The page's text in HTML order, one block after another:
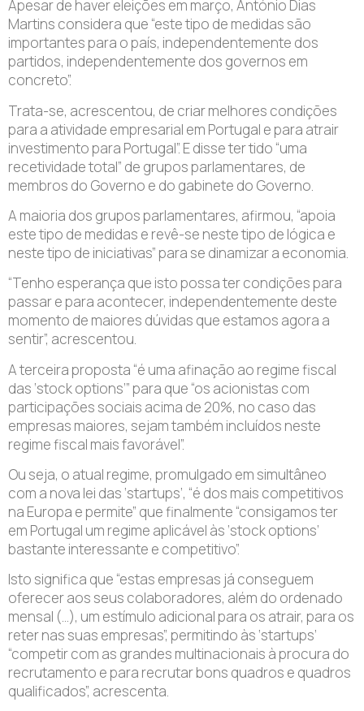
Apesar de haver eleições em março, António Dias
Martins considera que “este tipo de medidas são
importantes para o país, independentemente dos
partidos, independentemente dos governos em
concreto”.
Trata-se, acrescentou, de criar melhores condições
para a atividade empresarial em Portugal e para atrair
investimento para Portugal”. E disse ter tido “uma
recetividade total” de grupos parlamentares, de
membros do Governo e do gabinete do Governo.
A maioria dos grupos parlamentares, afirmou, “apoia
este tipo de medidas e revê-se neste tipo de lógica e
neste tipo de iniciativas” para se dinamizar a economia.
“Tenho esperança que isto possa ter condições para
passar e para acontecer, independentemente deste
momento de maiores dúvidas que estamos agora a
sentir”, acrescentou.
A terceira proposta “é uma afinação ao regime fiscal
das ‘stock options’” para que “os acionistas com
participações sociais acima de 20%, no caso das
empresas maiores, sejam também incluídos neste
regime fiscal mais favorável”.
Ou seja, o atual regime, promulgado em simultâneo
com a nova lei das ‘startups’, “é dos mais competitivos
na Europa e permite” que finalmente “consigamos ter
em Portugal um regime aplicável às ‘stock options’
bastante interessante e competitivo”.
Isto significa que “estas empresas já conseguem
oferecer aos seus colaboradores, além do ordenado
mensal (…), um estímulo adicional para os atrair, para os
reter nas suas empresas”, permitindo às ‘startups’
“competir com as grandes multinacionais à procura do
recrutamento e para recrutar bons quadros e quadros
qualificados”, acrescenta.